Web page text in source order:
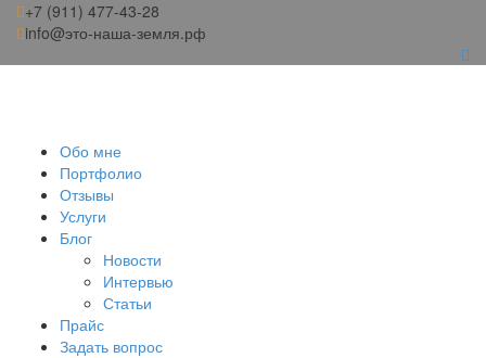
+7 (911) 477-43-28
info@это-наша-земля.рф
Обо мне
Портфолио
Отзывы
Услуги
Блог
Новости
Интервью
Статьи
Прайс
Задать вопрос